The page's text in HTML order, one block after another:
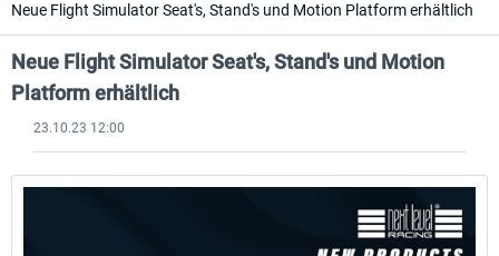
Neue Flight Simulator Seat's, Stand's und Motion Platform erhältlich
Neue Flight Simulator Seat's, Stand's und Motion
Platform erhältlich
23.10.23 12:00